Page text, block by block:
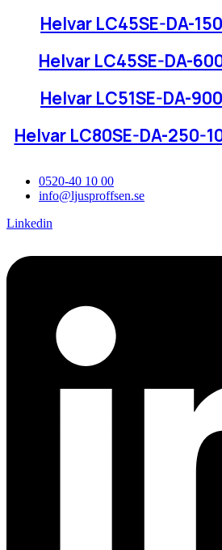
Helvar LC45SE-DA-
Helvar LC45SE-DA-
Helvar LC51SE-DA-
Helvar LC80SE-DA-250-
0520-40 10 00
info@ljusproffsen.se
Linkedin